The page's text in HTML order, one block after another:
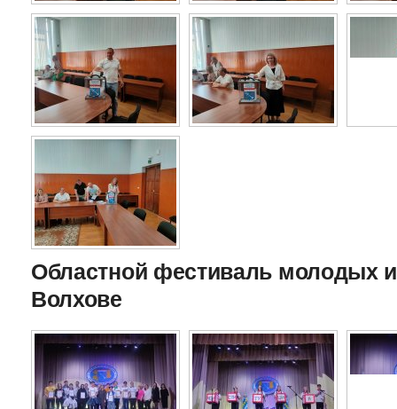
Областной фестиваль молодых
Волхове